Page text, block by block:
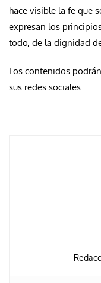
hace visible la fe que
expresan los
todo, de la dignidad
Los contenidos
sus redes sociales.